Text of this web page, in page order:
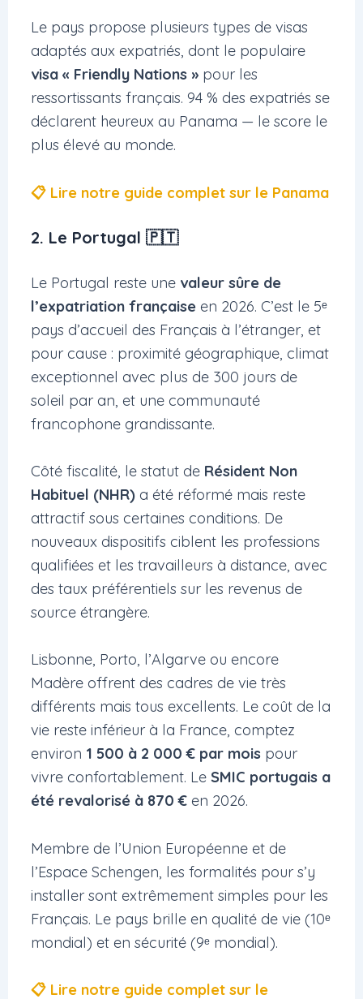
Le pays propose plusieurs types de visas
adaptés aux expatriés, dont le populaire
visa « Friendly Nations » pour les
ressortissants français. 94 % des expatriés se
déclarent heureux au Panama — le score le
plus élevé au monde.
📋 Lire notre guide complet sur le Panama
2. Le Portugal 🇵🇹
Le Portugal reste une valeur sûre de
l’expatriation française en 2026. C’est le 5ᵉ
pays d’accueil des Français à l’étranger, et
pour cause : proximité géographique, climat
exceptionnel avec plus de 300 jours de
soleil par an, et une communauté
francophone grandissante.
Côté fiscalité, le statut de Résident Non
Habituel (NHR) a été réformé mais reste
attractif sous certaines conditions. De
nouveaux dispositifs ciblent les professions
qualifiées et les travailleurs à distance, avec
des taux préférentiels sur les revenus de
source étrangère.
Lisbonne, Porto, l’Algarve ou encore
Madère offrent des cadres de vie très
différents mais tous excellents. Le coût de la
vie reste inférieur à la France, comptez
environ 1 500 à 2 000 € par mois pour
vivre confortablement. LeSMIC portugais a
été revalorisé à 870 € en 2026.
Membre de l’Union Européenne et de
l’Espace Schengen, les formalités pour s’y
installer sont extrêmement simples pour les
Français. Le pays brille en qualité de vie (10ᵉ
mondial) et en sécurité (9ᵉ mondial).
📋 Lire notre guide complet sur le